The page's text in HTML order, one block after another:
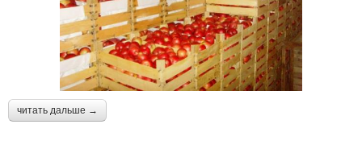
читать дальше →